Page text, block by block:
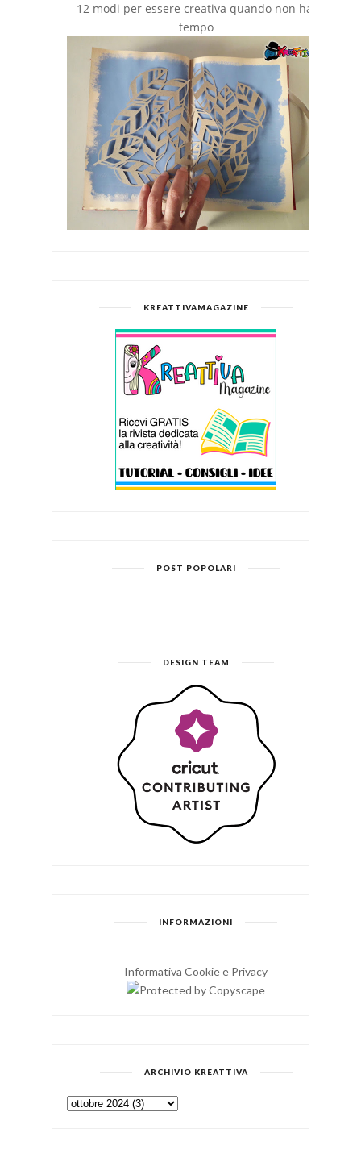
12 modi per essere creativa quando non hai
tempo
KREATTIVAMAGAZINE
POST POPOLARI
DESIGN TEAM
INFORMAZIONI
Informativa Cookie e Privacy
ARCHIVIO KREATTIVA